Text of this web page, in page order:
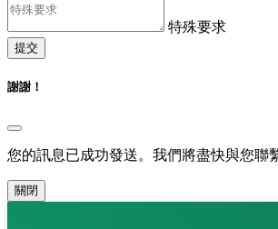
特殊要求
提交
謝謝！
您的訊息已成功發送。我們將盡快與您聯
關閉